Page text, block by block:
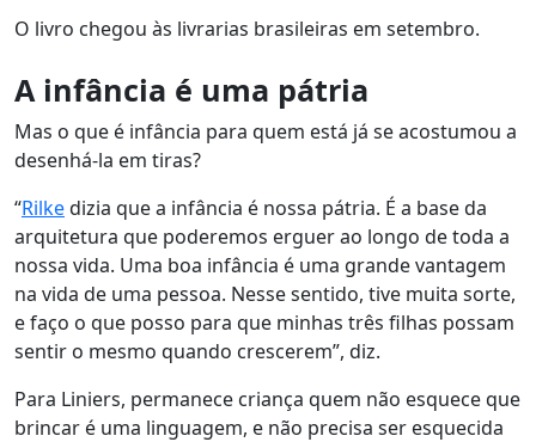
O livro chegou às livrarias brasileiras em setembro.
A infância é uma pátria
Mas o que é infância para quem está já se acostumou a
desenhá-la em tiras?
“Rilkedizia que a infância é nossa pátria. É a base da
arquitetura que poderemos erguer ao longo de toda a
nossa vida. Uma boa infância é uma grande vantagem
na vida de uma pessoa. Nesse sentido, tive muita sorte,
e faço o que posso para que minhas três filhas possam
sentir o mesmo quando crescerem”, diz.
Para Liniers, permanece criança quem não esquece que
brincar é uma linguagem, e não precisa ser esquecida